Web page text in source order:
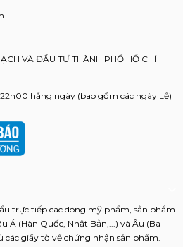
VÀ ĐẦU TƯ THÀNH PHỐ HỒ CHÍ
hằng ngày (bao gồm các ngày Lễ)
trực tiếp các dòng mỹ phẩm, sản phẩm
Á (Hàn Quốc, Nhật Bản,...) và Âu (Ba
các giấy tờ về chứng nhận sản phẩm.